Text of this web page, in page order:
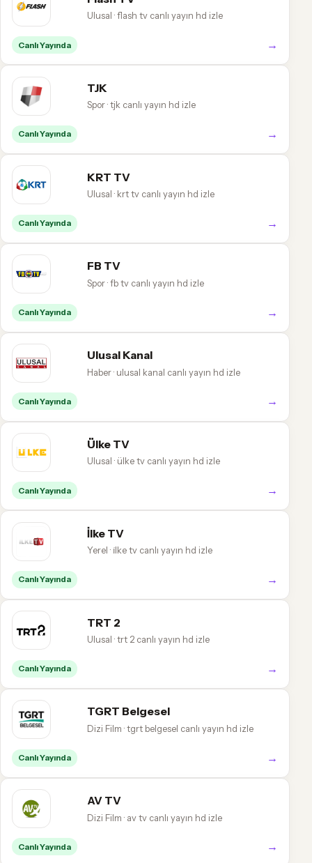
Ulusal · flash tv canlı yayın hd izle
Canlı Yayında →
TJK
Spor · tjk canlı yayın hd izle
Canlı Yayında →
KRT TV
Ulusal · krt tv canlı yayın hd izle
Canlı Yayında →
FB TV
Spor · fb tv canlı yayın hd izle
Canlı Yayında →
Ulusal Kanal
Haber · ulusal kanal canlı yayın hd izle
Canlı Yayında →
Ülke TV
Ulusal · ülke tv canlı yayın hd izle
Canlı Yayında →
İlke TV
Yerel · i̇lke tv canlı yayın hd izle
Canlı Yayında →
TRT 2
Ulusal · trt 2 canlı yayın hd izle
Canlı Yayında →
TGRT Belgesel
Dizi Film · tgrt belgesel canlı yayın hd izle
Canlı Yayında →
AV TV
Dizi Film · av tv canlı yayın hd izle
Canlı Yayında →